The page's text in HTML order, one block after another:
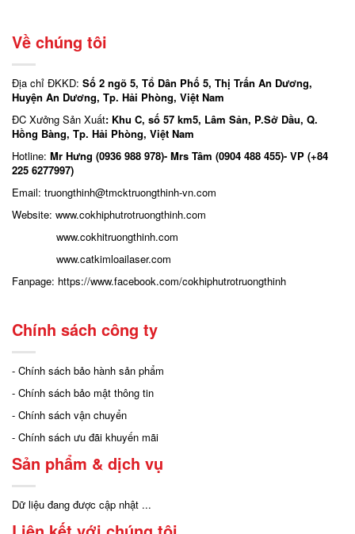
Về chúng tôi
Địa chỉ ĐKKD: Số 2 ngõ 5, Tổ Dân Phố 5, Thị Trấn An Dương,
Huyện An Dương, Tp. Hải Phòng, Việt Nam
ĐC Xưởng Sản Xuất: Khu C, số 57 km5, Lâm Sản, P.Sở Dầu, Q.
Hồng Bàng, Tp. Hải Phòng, Việt Nam
Hotline: Mr Hưng (0936 988 978)- Mrs Tâm (0904 488 455)- VP (+84
225 6277997)
Email: truongthinh@tmcktruongthinh-vn.com
Website: www.cokhiphutrotruongthinh.com
www.cokhitruongthinh.com
www.catkimloailaser.com
Fanpage: https://www.facebook.com/cokhiphutrotruongthinh
Chính sách công ty
- Chính sách bảo hành sản phẩm
- Chính sách bảo mật thông tin
- Chính sách vận chuyển
- Chính sách ưu đãi khuyến mãi
Sản phẩm & dịch vụ
Dữ liệu đang được cập nhật ...